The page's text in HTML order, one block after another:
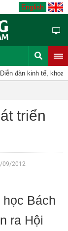
English
đàn kinh tế, khoa
triển
09/2012
Bách
ra Hội